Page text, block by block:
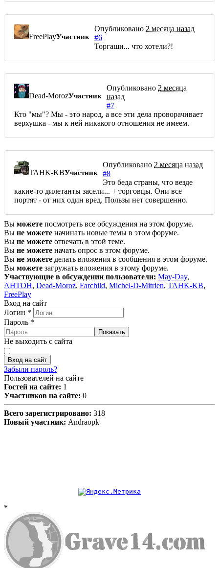
FreePlayУчастник
Опубликовано 2 месяца назад
#6
Торгаши... что хотели?!
Dead-MorozУчастник
Опубликовано 2 месяца
назад
#7
Кто "мы"? Мы - это народ, а все эти дела проворачивает
верхушка - мы к ней никакого отношения не имеем.
TAHK-KBУчастник
Опубликовано 2 месяца назад
#8
Это беда страны, что везде
какие-то дилетанты засели... + торговцы. Они все
портят - от них один вред. Пользы нет совершенно.
Вы можете посмотреть все обсуждения на этом форуме.
Вы не можете начинать новые темы в этом форуме.
Вы не можете отвечать в этой теме.
Вы не можете начать опрос в этом форуме.
Вы не можете делать вложения в сообщения в этом форуме.
Вы можете загружать вложения в этому форуме.
Участвующие в обсуждении пользователи: May-Day,
AHTOH, Dead-Moroz, Farchild, Michel-D-Mitrien, TAHK-KB,
FreePlay
Вход на сайт
Логин *
Пароль *
Показать
Не выходить с сайта
Вход на сайт
Забыли пароль?
Пользователей на сайте
Гостей на сайте: 1
Участников на сайте: 0
Всего зарегистрировано: 318
Новый участник: Andraopk
*